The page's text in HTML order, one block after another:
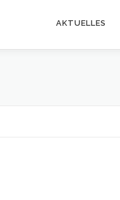
AKTUELLES